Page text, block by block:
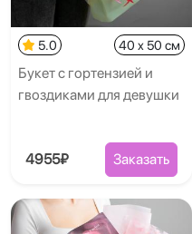
5.0 40 x 50 см
Букет с гортензией и
гвоздиками для девушки
4955₽ Заказать